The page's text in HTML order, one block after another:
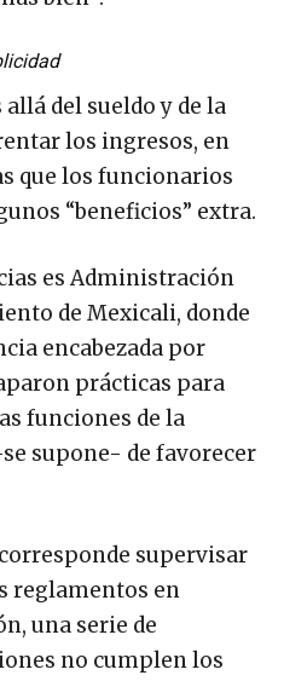
del sueldo y de la
los ingresos, en
que los funcionarios
“beneficios” extra.
es Administración
de Mexicali, donde
encabezada por
prácticas para
funciones de la
supone- de favorecer
supervisar
reglamentos en
una serie de
no cumplen los